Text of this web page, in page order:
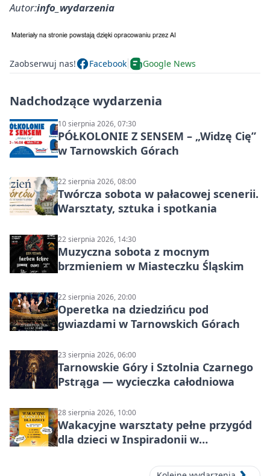
Autor:info_wydarzenia
Zaobserwuj nas! Facebook Google News
Nadchodzące wydarzenia
10 sierpnia 2026, 07:30
PÓŁKOLONIE Z SENSEM – „Widzę Cię”
w Tarnowskich Górach
22 sierpnia 2026, 08:00
Twórcza sobota w pałacowej scenerii.
Warsztaty, sztuka i spotkania
22 sierpnia 2026, 14:30
Muzyczna sobota z mocnym
brzmieniem w Miasteczku Śląskim
22 sierpnia 2026, 20:00
Operetka na dziedzińcu pod
gwiazdami w Tarnowskich Górach
23 sierpnia 2026, 06:00
Tarnowskie Góry i Sztolnia Czarnego
Pstrąga — wycieczka całodniowa
28 sierpnia 2026, 10:00
Wakacyjne warsztaty pełne przygód
dla dzieci w Inspiradonii w